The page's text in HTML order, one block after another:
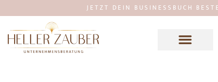
JETZT DEIN BUSINESSBUCH